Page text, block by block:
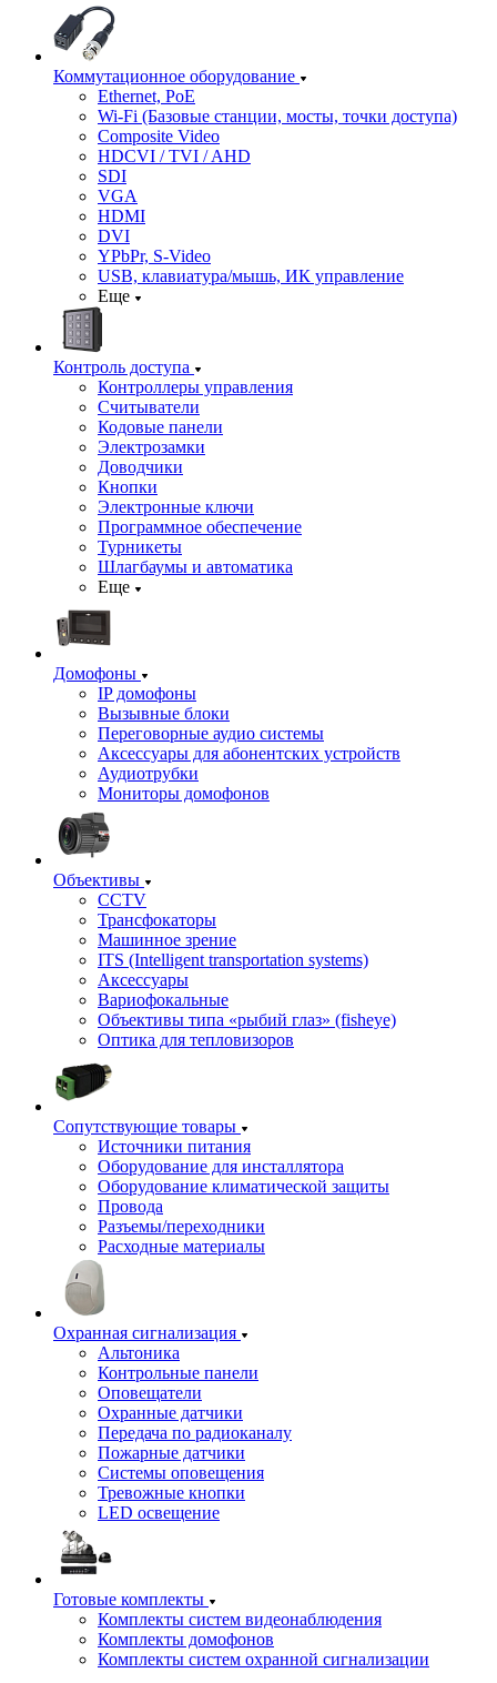
Коммутационное оборудование
Ethernet, PoE
Wi-Fi (Базовые станции, мосты, точки доступа)
Composite Video
HDCVI / TVI / AHD
SDI
VGA
HDMI
DVI
YPbPr, S-Video
USB, клавиатура/мышь, ИК управление
Еще
Контроль доступа
Контроллеры управления
Считыватели
Кодовые панели
Электрозамки
Доводчики
Кнопки
Электронные ключи
Программное обеспечение
Турникеты
Шлагбаумы и автоматика
Еще
Домофоны
IP домофоны
Вызывные блоки
Переговорные аудио системы
Аксессуары для абонентских устройств
Аудиотрубки
Мониторы домофонов
Объективы
CCTV
Трансфокаторы
Машинное зрение
ITS (Intelligent transportation systems)
Аксессуары
Вариофокальные
Объективы типа «рыбий глаз» (fisheye)
Оптика для тепловизоров
Сопутствующие товары
Источники питания
Оборудование для инсталлятора
Оборудование климатической защиты
Провода
Разъемы/переходники
Расходные материалы
Охранная сигнализация
Альтоника
Контрольные панели
Оповещатели
Охранные датчики
Передача по радиоканалу
Пожарные датчики
Системы оповещения
Тревожные кнопки
LED освещение
Готовые комплекты
Комплекты систем видеонаблюдения
Комплекты домофонов
Комплекты систем охранной сигнализации